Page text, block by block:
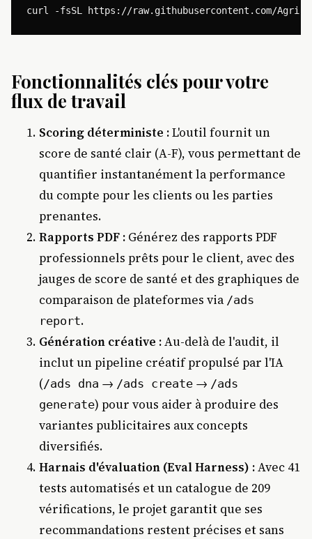
Fonctionnalités clés pour votre
flux de travail
Scoring déterministe :L'outil fournit un
score de santé clair (A-F), vous permettant de
quantifier instantanément la performance
du compte pour les clients ou les parties
prenantes.
Rapports PDF : Générez des rapports PDF
professionnels prêts pour le client, avec des
jauges de score de santé et des graphiques de
comparaison de plateformes via /ads
report.
Génération créative :Au-delà de l'audit, il
inclut un pipeline créatif propulsé par l'IA
(/ads dna → /ads create → /ads
generate) pour vous aider à produire des
variantes publicitaires aux concepts
diversifiés.
Harnais d'évaluation (Eval Harness) :Avec 41
tests automatisés et un catalogue de 209
vérifications, le projet garantit que ses
recommandations restent précises et sans